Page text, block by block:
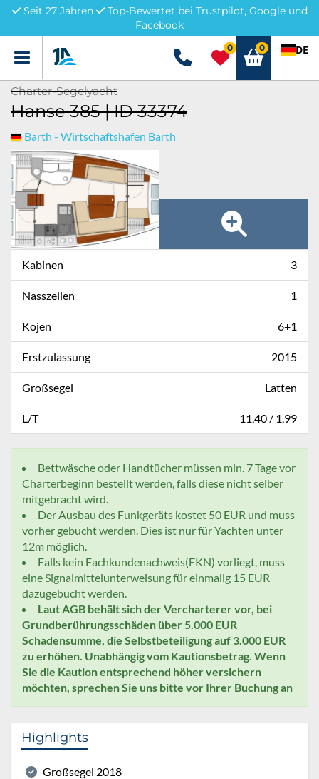
Seit 27 Jahren
Top-Bewertet bei Trustpilot, Google und
Facebook
Menü +49 5741 3222690
0 0 DE
Charter-Segelyacht
Hanse 385 | ID 33374
Barth - Wirtschaftshafen Barth
Kabinen 3
Nasszellen 1
Kojen 6+1
Erstzulassung 2015
Großsegel Latten
L/T 11,40 / 1,99
Bettwäsche oder Handtücher müssen min. 7 Tage vor
Charterbeginn bestellt werden, falls diese nicht selber
mitgebracht wird.
Der Ausbau des Funkgeräts kostet 50 EUR und muss
vorher gebucht werden. Dies ist nur für Yachten unter
12m möglich.
Falls kein Fachkundenachweis(FKN) vorliegt, muss
eine Signalmittelunterweisung für einmalig 15 EUR
dazugebucht werden.
Laut AGB behält sich der Vercharterer vor, bei
Grundberührungsschäden über 5.000 EUR
Schadensumme, die Selbstbeteiligung auf 3.000 EUR
zu erhöhen. Unabhängig vom Kautionsbetrag. Wenn
Sie die Kaution entsprechend höher versichern
möchten, sprechen Sie uns bitte vor Ihrer Buchung an
Highlights
Großsegel 2018